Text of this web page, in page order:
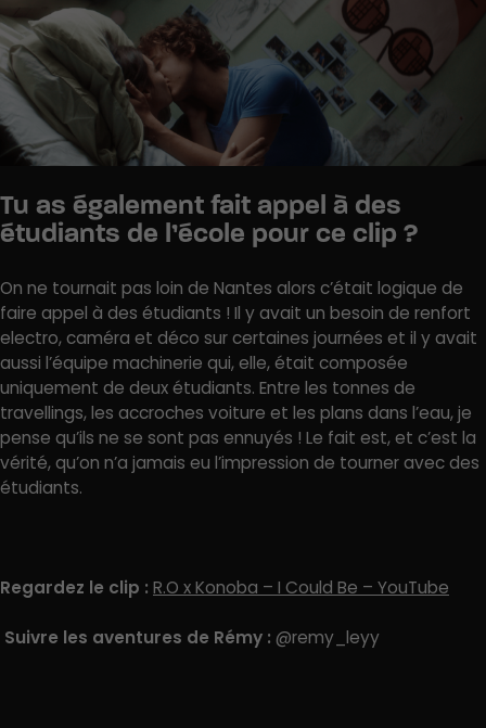
Tu as également fait appel à des
étudiants de l’école pour ce clip ?
On ne tournait pas loin de Nantes alors c’était logique de
faire appel à des étudiants ! Il y avait un besoin de renfort
electro, caméra et déco sur certaines journées et il y avait
aussi l’équipe machinerie qui, elle, était composée
uniquement de deux étudiants. Entre les tonnes de
travellings, les accroches voiture et les plans dans l’eau, je
pense qu’ils ne se sont pas ennuyés ! Le fait est, et c’est la
vérité, qu’on n’a jamais eu l’impression de tourner avec des
étudiants.
Regardez le clip : R.O x Konoba – I Could Be – YouTube
Suivre les aventures de Rémy : @remy_leyy